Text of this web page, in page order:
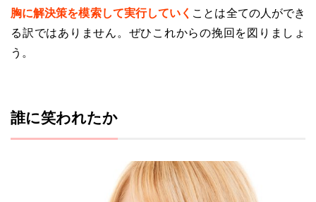
胸に解決策を模索して実行していく ことは全ての人ができ
る訳ではありません。ぜひこれからの挽回を図りましょ
う。
誰に笑われたか